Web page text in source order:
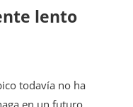
lento
todavía no ha
en un futuro